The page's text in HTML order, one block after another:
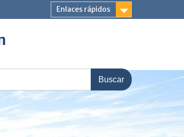
Enlaces rápidos